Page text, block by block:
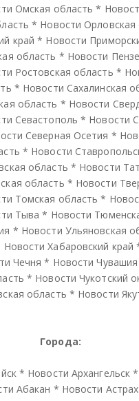
Омская область *
* Новости Орловская
край * Новости
область * Новости
Ростовская область *
* Новости Сахалинская
область * Новости
Севастополь * Новости
Северная Осетия *
* Новости
область * Новости
область * Новости
Томская область *
Тыва * Новости
* Новости Ульяновская
Новости Хабаровский край
Чечня * Новости Чувашия
* Новости Чукотский
область * Новости
Города:
* Новости Архангельск *
Абакан * Новости